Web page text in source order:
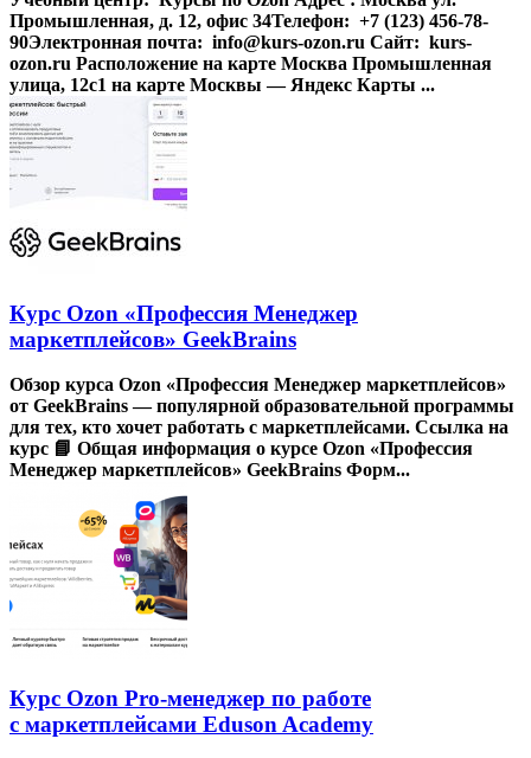
Промышленная, д. 12, офис 34Телефон: +7 (123) 456-78-
90Электронная почта: info@kurs-ozon.ru Сайт: kurs-
ozon.ru Расположение на карте Москва Промышленная
улица, 12с1 на карте Москвы — Яндекс Карты ...
Курс Ozon «Профессия Менеджер
маркетплейсов» GeekBrains
Обзор курса Ozon «Профессия Менеджер маркетплейсов»
от GeekBrains — популярной образовательной программы
для тех, кто хочет работать с маркетплейсами. Ссылка на
курс 📘 Общая информация о курсе Ozon «Профессия
Менеджер маркетплейсов» GeekBrains Форм...
Курс Ozon Pro-менеджер по работе
с маркетплейсами Eduson Academy